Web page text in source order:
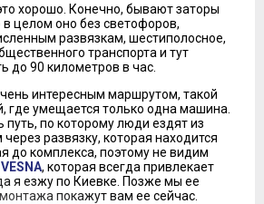
хорошо. Конечно, бывают заторы
целом оно без светофоров,
развязкам, шестиполосное,
транспорта и тут
до 90 километров в час.
интересным маршрутом, такой
где умещается только одна машина.
путь, по которому люди ездят из
развязку, которая находится
до комплекса, поэтому не видим
VESNA, которая всегда привлекает
я езжу по Киевке. Позже мы ее
покажут вам ее сейчас.